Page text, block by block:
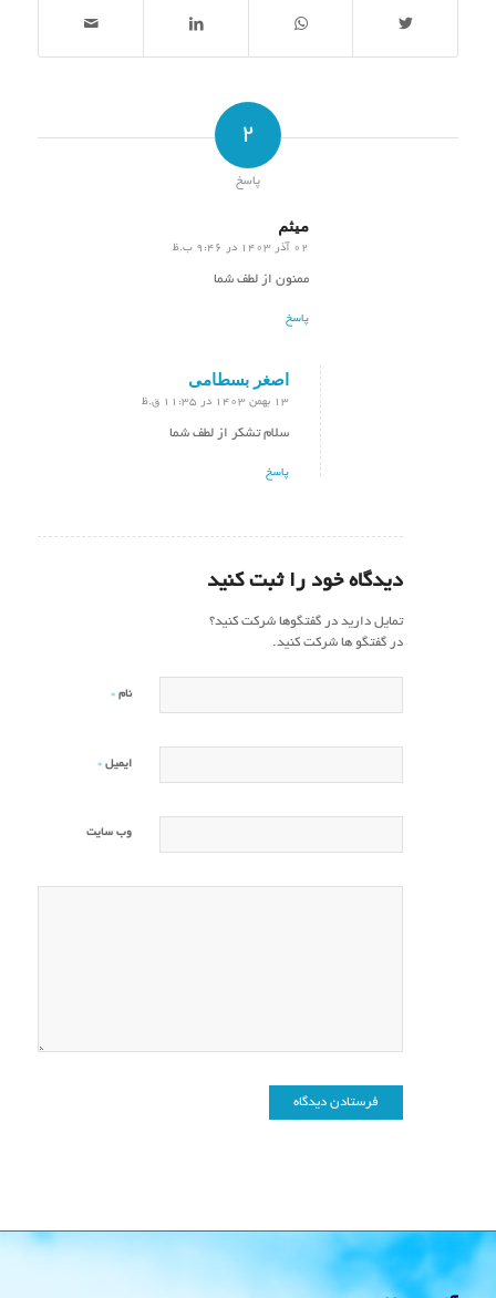
2
پاسخ
ميثم
گفته:02 آذر 1403 در 9:46 ب.ظ
ممنون از لطف شما
پاسخ
اصغر بسطامی
گفته:13 بهمن 1403 در 11:35 ق.ظ
سلام تشکر از لطف شما
پاسخ
دیدگاه خود را ثبت کنید
تمایل دارید در گفتگوها شرکت کنید؟
در گفتگو ها شرکت کنید.
نام *
ایمیل *
وب‌ سایت